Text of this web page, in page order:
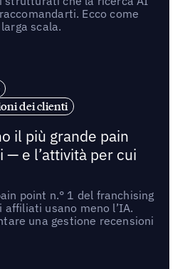
Ecco come
scala.
dei clienti
il più grande pain
e l’attività per cui
point n.° 1 del franchising
usano meno l’IA.
una gestione recensioni